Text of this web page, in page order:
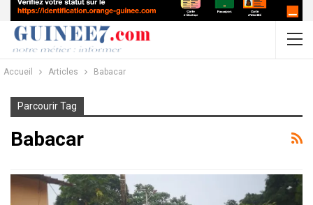
Accueil Articles Babacar
Parcourir Tag
Babacar